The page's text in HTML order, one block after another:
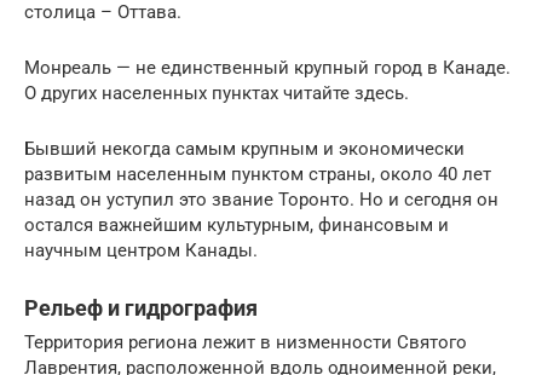
столица – Оттава.
Монреаль — не единственный крупный город в Канаде.
О других населенных пунктах читайте здесь.
Бывший некогда самым крупным и экономически
развитым населенным пунктом страны, около 40 лет
назад он уступил это звание Торонто. Но и сегодня он
остался важнейшим культурным, финансовым и
научным центром Канады.
Рельеф и гидрография
Территория региона лежит в низменности Святого
Лаврентия, расположенной вдоль одноименной реки,